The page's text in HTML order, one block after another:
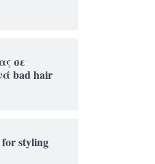
σε
bad hair
styling